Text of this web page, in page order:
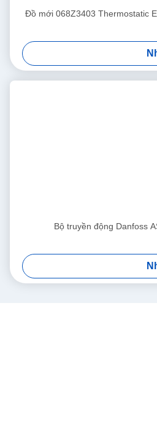
Đồ mới 068Z3403 Thermostatic
Bộ truyền động Danfoss